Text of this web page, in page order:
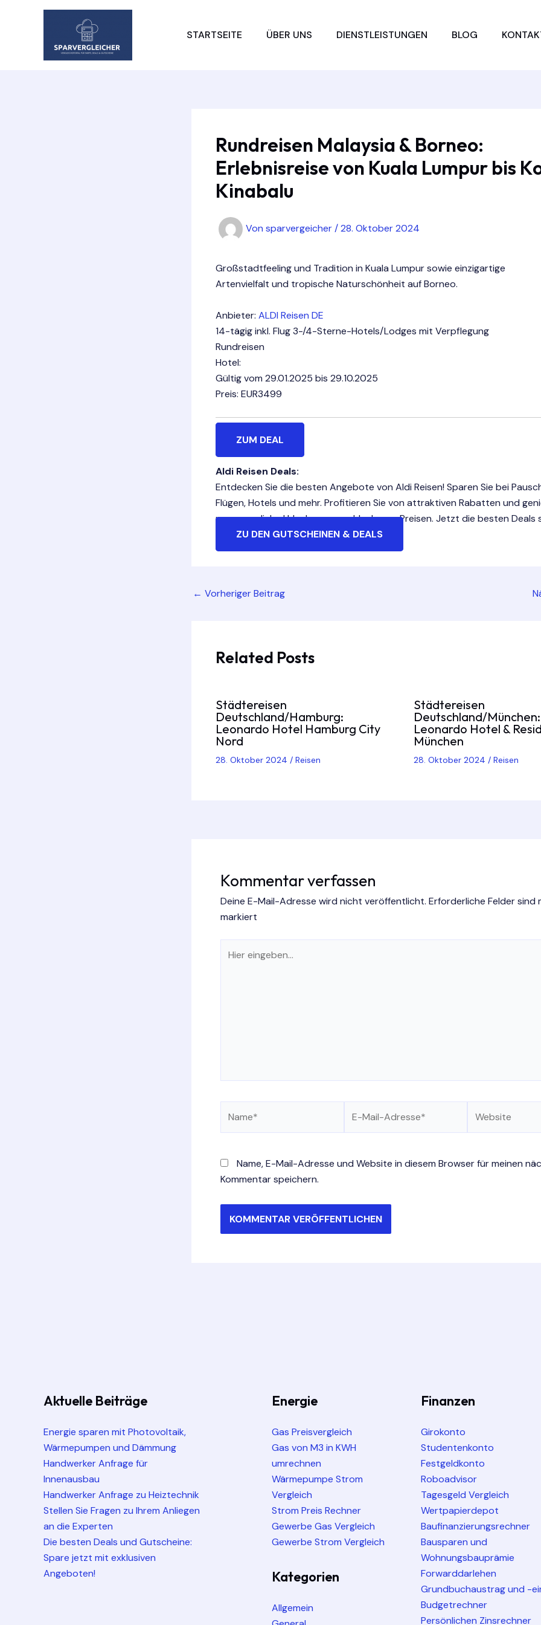
STARTSEITE ÜBER UNS DIENSTLEISTUNGEN BLOG
Rundreisen Malaysia & Borneo:
Erlebnisreise von Kuala Lumpur bis
Kinabalu
Von sparvergeicher /28. Oktober 2024
Großstadtfeeling und Tradition in Kuala Lumpur sowie einzigartige
Artenvielfalt und tropische Naturschönheit auf Borneo.
Anbieter: ALDI Reisen DE
14-tägig inkl. Flug 3-/4-Sterne-Hotels/Lodges mit Verpflegung
Rundreisen
Hotel:
Gültig vom 29.01.2025 bis 29.10.2025
Preis: EUR3499
ZUM DEAL
Aldi Reisen Deals:
Entdecken Sie die besten Angebote von Aldi Reisen! Sparen Sie bei
Flügen, Hotels und mehr. Profitieren Sie von attraktiven Rabatten und
unvergessliche Urlaube zu unschlagbaren Preisen. Jetzt die besten Deals
ZU DEN GUTSCHEINEN & DEALS
Post
← Vorheriger Beitrag
Related Posts
Städtereisen
Deutschland/Hamburg:
Leonardo Hotel Hamburg City
Nord
28. Oktober 2024 / Reisen
Städtereisen
Deutschland/München:
Leonardo Hotel &
München
28. Oktober 2024 / Reisen
Kommentar verfassen
Deine E-Mail-Adresse wird nicht veröffentlicht. Erforderliche Felder sind
markiert
eingeben…
Mail-
Name, E-Mail-Adresse und Website in diesem Browser für meinen
Kommentar speichern.
Aktuelle Beiträge
Energie sparen mit Photovoltaik,
Wärmepumpen und Dämmung
Handwerker Anfrage für
Innenausbau
Handwerker Anfrage zu Heiztechnik
Stellen Sie Fragen zu Ihrem Anliegen
an die Experten
Die besten Deals und Gutscheine:
Spare jetzt mit exklusiven
Angeboten!
Energie
Gas Preisvergleich
Gas von M3 in KWH
umrechnen
Wärmepumpe Strom
Vergleich
Strom Preis Rechner
Gewerbe Gas Vergleich
Gewerbe Strom Vergleich
Kategorien
Allgemein
Finanzen
Girokonto
Studentenkonto
Festgeldkonto
Roboadvisor
Tagesgeld Vergleich
Wertpapierdepot
Baufinanzierungsrechner
Bausparen und
Wohnungsbauprämie
Forwarddarlehen
Grundbuchaustrag und -
Budgetrechner
Persönlichen Zinsrechner